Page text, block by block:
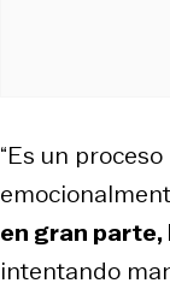
“Es un
en gran
intentando